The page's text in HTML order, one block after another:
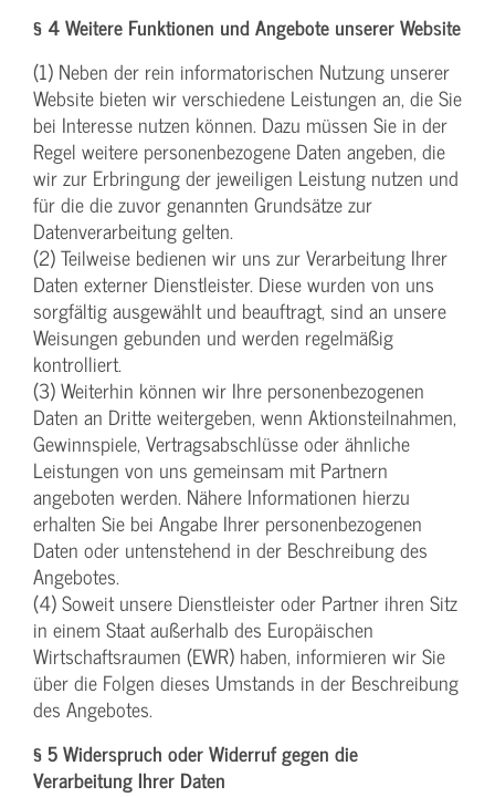
§ 4 Weitere Funktionen und Angebote unserer Website
(1) Neben der rein informatorischen Nutzung unserer
Website bieten wir verschiedene Leistungen an, die Sie
bei Interesse nutzen können. Dazu müssen Sie in der
Regel weitere personenbezogene Daten angeben, die
wir zur Erbringung der jeweiligen Leistung nutzen und
für die die zuvor genannten Grundsätze zur
Datenverarbeitung gelten.
(2) Teilweise bedienen wir uns zur Verarbeitung Ihrer
Daten externer Dienstleister. Diese wurden von uns
sorgfältig ausgewählt und beauftragt, sind an unsere
Weisungen gebunden und werden regelmäßig
kontrolliert.
(3) Weiterhin können wir Ihre personenbezogenen
Daten an Dritte weitergeben, wenn Aktionsteilnahmen,
Gewinnspiele, Vertragsabschlüsse oder ähnliche
Leistungen von uns gemeinsam mit Partnern
angeboten werden. Nähere Informationen hierzu
erhalten Sie bei Angabe Ihrer personenbezogenen
Daten oder untenstehend in der Beschreibung des
Angebotes.
(4) Soweit unsere Dienstleister oder Partner ihren Sitz
in einem Staat außerhalb des Europäischen
Wirtschaftsraumen (EWR) haben, informieren wir Sie
über die Folgen dieses Umstands in der Beschreibung
des Angebotes.
§ 5 Widerspruch oder Widerruf gegen die
Verarbeitung Ihrer Daten